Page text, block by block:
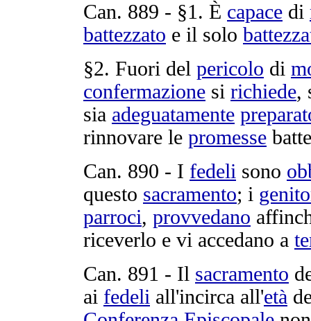
Can. 889 - §1. È capace di
battezzato e il solo
§2. Fuori del pericolo di
confermazione si richiede,
sia adeguatamente
rinnovare le promesse
Can. 890 - I fedeli sono
questo sacramento; i
parroci, provvedano
riceverlo e vi accedano a
Can. 891 - Il sacramento
ai fedeli all'incirca all'età